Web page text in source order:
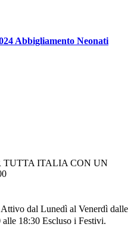
Abbigliamento Neonati
TUTTA ITALIA CON UN
dal Lunedì al Venerdì dalle
18:30 Escluso i Festivi.